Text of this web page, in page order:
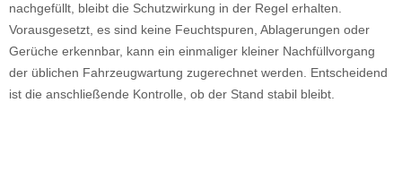
nachgefüllt, bleibt die Schutzwirkung in der Regel erhalten.
Vorausgesetzt, es sind keine Feuchtspuren, Ablagerungen oder
Gerüche erkennbar, kann ein einmaliger kleiner Nachfüllvorgang
der üblichen Fahrzeugwartung zugerechnet werden. Entscheidend
ist die anschließende Kontrolle, ob der Stand stabil bleibt.